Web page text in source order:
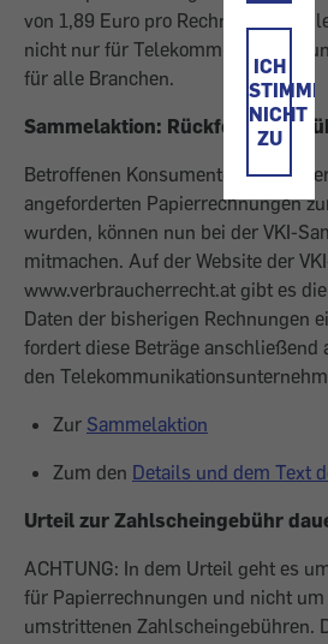
ICH
STIMME
NICHT
ZU
von 1,89 Euro pro Rechnung
nicht nur für
für alle Branchen.
Sammelaktion: Rückforderung
Betroffenen Konsumenten, die in
angeforderten Papierrechnungen
wurden, können nun bei der VKI-
mitmachen. Auf der Website der
www.verbraucherrecht.at gibt es
Daten der bisherigen Rechnungen
fordert diese Beträge
den
Zur Sammelaktion
Zum den Details und dem Text
Urteil zur Zahlscheingebühr
ACHTUNG: In dem Urteil geht es
für Papierrechnungen und nicht
umstrittenen Zahlscheingebühren.